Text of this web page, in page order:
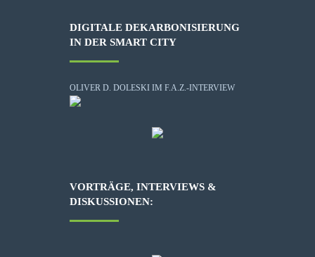
DIGITALE DEKARBONISIERUNG
IN DER SMART CITY
OLIVER D. DOLESKI IM F.A.Z.-INTERVIEW
VORTRÄGE, INTERVIEWS &
DISKUSSIONEN: